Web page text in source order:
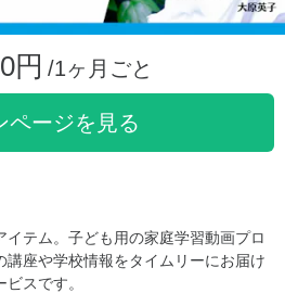
円 /1ヶ月ごと
ページを見る
テム。子ども用の家庭学習動画プロ
講座や学校情報をタイムリーにお届け
スです。